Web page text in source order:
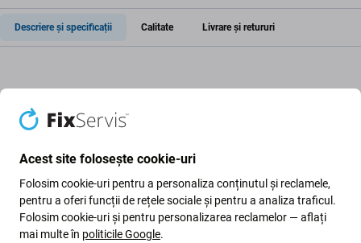
Descriere și specificații Calitate Livrare și retururi
Ecran LCD + sticlă tactilă pentru
Samsung Galaxy A6 A600F (2018)
Dacă aveți un ecran LCD sau o sticlă tactilă deteriorată la
Samsung Galaxy A6 A600F (2018) , aceasta este piesa de
care aveți nevoie pentru a vă readuce dispozitivul complet
funcțional.
Acest site folosește cookie-uri
Folosim cookie-uri pentru a personaliza conținutul și reclamele,
pentru a oferi funcții de rețele sociale și pentru a analiza traficul.
Folosim cookie-uri și pentru personalizarea reclamelor — aflați
mai multe în politicile Google.